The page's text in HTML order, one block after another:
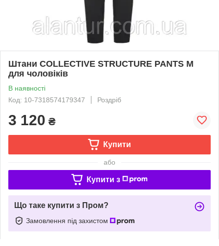
Штани COLLECTIVE STRUCTURE PANTS M
для чоловіків
В наявності
Код: 10-7318574179347
Роздріб
3 120 ₴
Купити
або
Купити з
Що таке купити з Пром?
Замовлення під захистом